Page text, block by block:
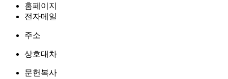
홈페이지
전자메일
주소
상호대차
문헌복사